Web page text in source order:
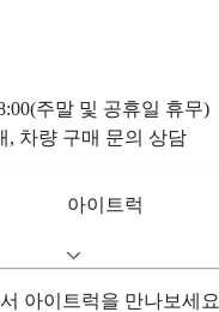
주말 및 공휴일 휴무)
, 차량 구매 문의 상담
아이트럭
아이트럭을 만나보세요